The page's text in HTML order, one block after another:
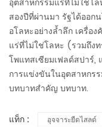
สองปีที่ผ่านมา รัฐได้ออก
อโลหะอย่างล้ำลึก เครื่อ
แร่ที่ไม่ใช่โลหะ (รวมถึง
โพแทสเซียมเฟลด์สปาร์,
การแข่งขันในอุตสาหกร
บทบาทสำคัญ บทบาท.
แท็ก : อุจจาระยืดไสลด์